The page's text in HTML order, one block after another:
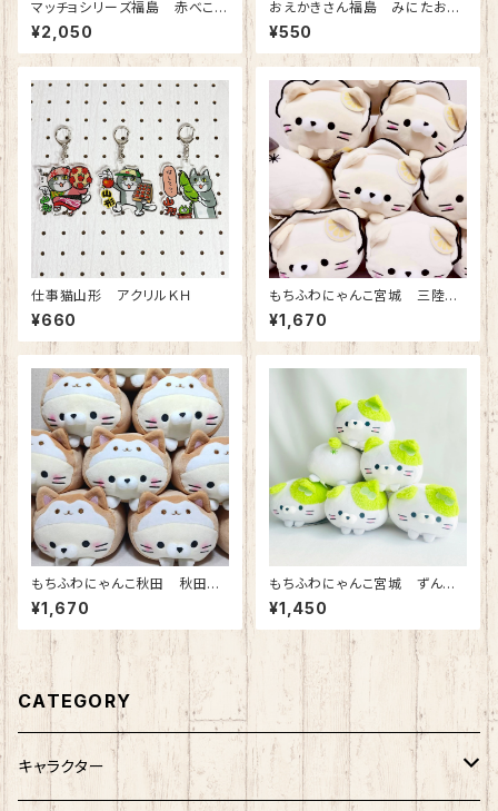
マッチョシリーズ福島 赤べこボ
ールチェーンマスコット
¥2,050
おえかきさん福島 みにたおる
（あかべこ）
¥550
仕事猫山形 アクリルＫＨ
¥660
もちふわにゃんこ宮城 三陸カ
キ ぬいぐるみ
¥1,670
もちふわにゃんこ秋田 秋田
犬 ぬいぐるみ
¥1,670
もちふわにゃんこ宮城 ずん
だ ぬいぐるみ
¥1,450
CATEGORY
キャラクター